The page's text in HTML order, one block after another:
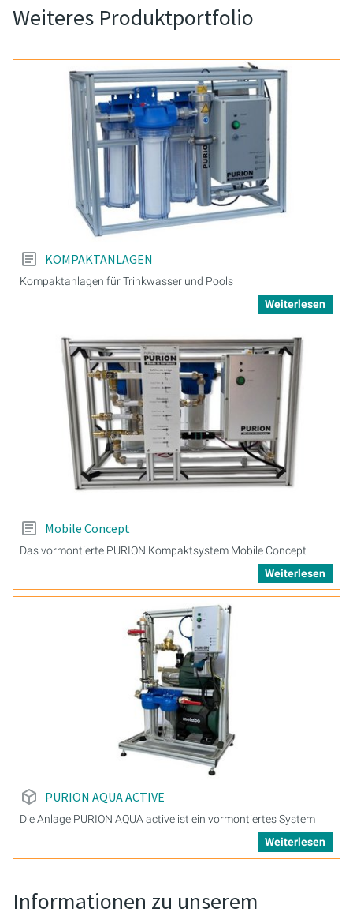
Weiteres Produktportfolio
KOMPAKTANLAGEN
Kompaktanlagen für Trinkwasser und Pools
Weiterlesen
Mobile Concept
Das vormontierte PURION Kompaktsystem Mobile Concept
Weiterlesen
PURION AQUA ACTIVE
Die Anlage PURION AQUA active ist ein vormontiertes System
Weiterlesen
Informationen zu unserem